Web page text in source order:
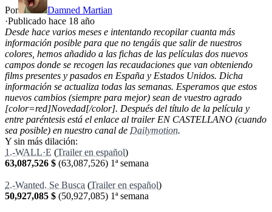
Por
Damned Martian
·Publicado hace 18 año
Desde hace varios meses e intentando recopilar cuanta más
información posible para que no tengáis que salir de nuestros
colores, hemos añadido a las fichas de las películas dos nuevos
campos donde se recogen las recaudaciones que van obteniendo
films presentes y pasados en España y Estados Unidos. Dicha
información se actualiza todas las semanas. Esperamos que estos
nuevos cambios (siempre para mejor) sean de vuestro agrado
[color=red]Novedad[/color]. Después del título de la película y
entre paréntesis está el enlace al trailer EN CASTELLANO (cuando
sea posible) en nuestro canal de Dailymotion.
Y sin más dilación:
1.-WALL·E (Trailer en español)
63,087,526 $ (63,087,526) 1ª semana
2.-Wanted. Se Busca (Trailer en español)
50,927,085 $ (50,927,085) 1ª semana